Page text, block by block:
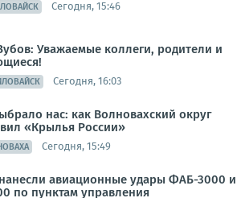
Сегодня, 15:46
Уважаемые коллеги, родители и
Сегодня, 16:03
нас: как Волновахский округ
«Крылья России»
Сегодня, 15:49
авиационные удары ФАБ-3000 и
по пунктам управления